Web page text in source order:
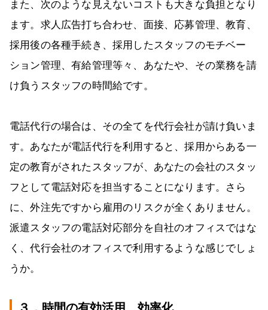
また、次のような見えないコストも大きな負担となり
ます。求人広告打ち合わせ、面接、応募管理、教育、
採用後の各種手続き、採用したスタッフのモチベー
ション管理、有給管理等々、あなたや、その業務を請
け負うスタッフの時間給です。
電話代行の場合は、その全てを代行会社が請け負いま
す。あなたが電話代行を利用すると、採用からある一
定の教育がされたスタッフが、あなたの会社のスタッ
フとして電話対応を担当することになります。さら
に、外注先ですから雇用のリスクが全くありません。
派遣スタッフの電話対応部分を自社のオフィスではな
く、代行会社のオフィスで利用するような感じでしょ
うか。